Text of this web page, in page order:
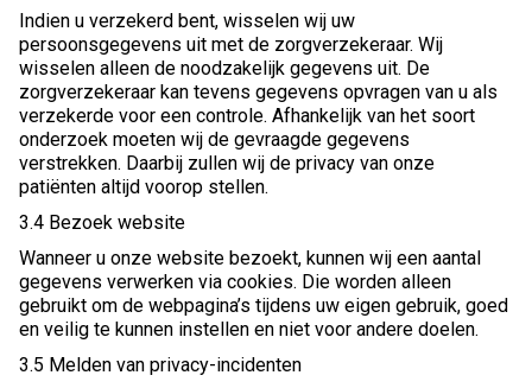
Indien u verzekerd bent, wisselen wij uw
persoonsgegevens uit met de zorgverzekeraar. Wij
wisselen alleen de noodzakelijk gegevens uit. De
zorgverzekeraar kan tevens gegevens opvragen van u als
verzekerde voor een controle. Afhankelijk van het soort
onderzoek moeten wij de gevraagde gegevens
verstrekken. Daarbij zullen wij de privacy van onze
patiënten altijd voorop stellen.
3.4 Bezoek website
Wanneer u onze website bezoekt, kunnen wij een aantal
gegevens verwerken via cookies. Die worden alleen
gebruikt om de webpagina’s tijdens uw eigen gebruik, goed
en veilig te kunnen instellen en niet voor andere doelen.
3.5 Melden van privacy-incidenten